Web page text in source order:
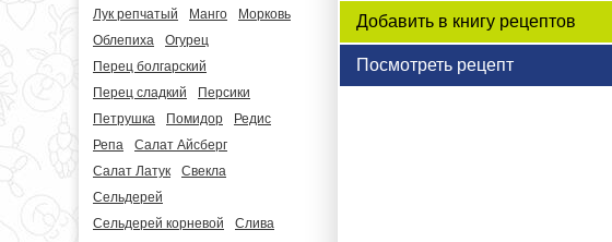
Лук репчатый
Манго
Морковь
Облепиха
Огурец
Перец болгарский
Перец сладкий
Персики
Петрушка
Помидор
Редис
Репа
Салат Айсберг
Салат Латук
Свекла
Сельдерей
Сельдерей корневой
Слива
Добавить в книгу рецептов
Посмотреть рецепт